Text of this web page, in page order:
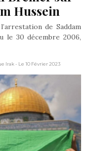
Hussein
de Saddam
le 30 décembre 2006,
Irak- Le 10 Février 2023